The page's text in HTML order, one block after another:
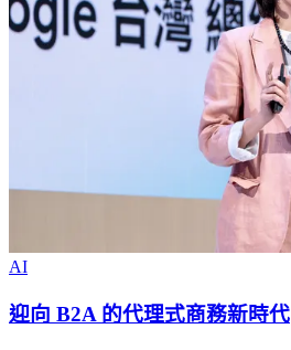
AI
迎向 B2A 的代理式商務新時代